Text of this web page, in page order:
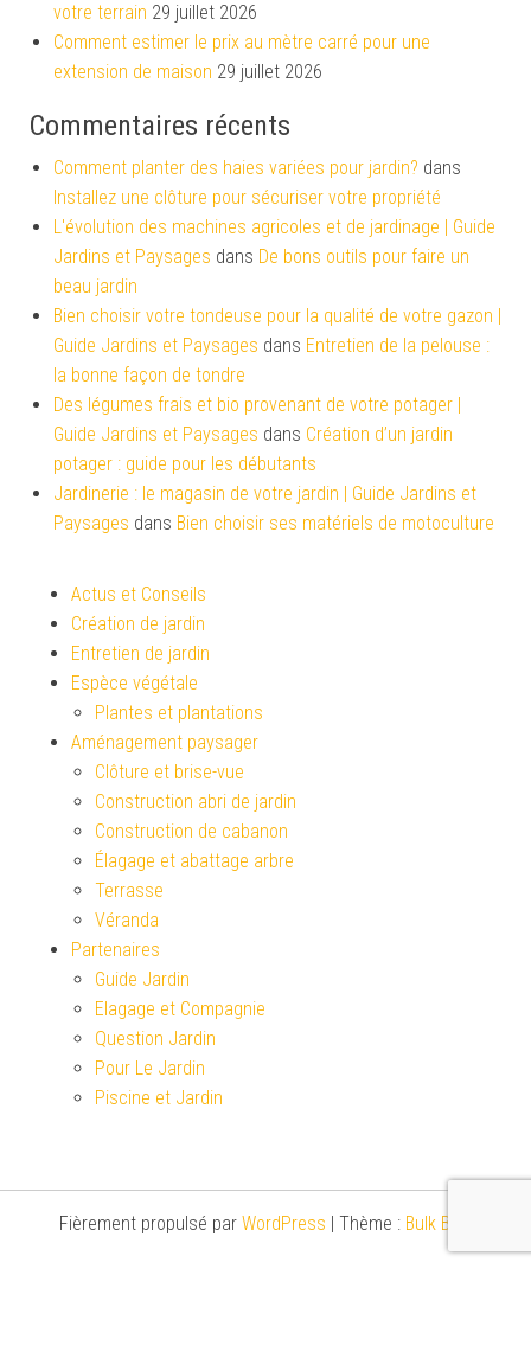
votre terrain 29 juillet 2026
Comment estimer le prix au mètre carré pour une
extension de maison 29 juillet 2026
Commentaires récents
Comment planter des haies variées pour jardin? dans
Installez une clôture pour sécuriser votre propriété
L'évolution des machines agricoles et de jardinage | Guide
Jardins et Paysages dans De bons outils pour faire un
beau jardin
Bien choisir votre tondeuse pour la qualité de votre gazon |
Guide Jardins et Paysages dans Entretien de la pelouse :
la bonne façon de tondre
Des légumes frais et bio provenant de votre potager |
Guide Jardins et Paysages dans Création d’un jardin
potager : guide pour les débutants
Jardinerie : le magasin de votre jardin | Guide Jardins et
Paysages dans Bien choisir ses matériels de motoculture
Actus et Conseils
Création de jardin
Entretien de jardin
Espèce végétale
Plantes et plantations
Aménagement paysager
Clôture et brise-vue
Construction abri de jardin
Construction de cabanon
Élagage et abattage arbre
Terrasse
Véranda
Partenaires
Guide Jardin
Elagage et Compagnie
Question Jardin
Pour Le Jardin
Piscine et Jardin
Fièrement propulsé par WordPress | Thème : Bulk Blog